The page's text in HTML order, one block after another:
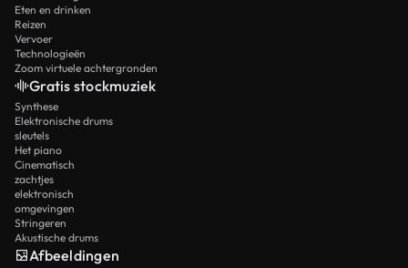
Eten en drinken
Reizen
Vervoer
Technologieën
Zoom virtuele achtergronden
Gratis stockmuziek
Synthese
Elektronische drums
sleutels
Het piano
Cinematisch
zachtjes
elektronisch
omgevingen
Stringeren
Akustische drums
Afbeeldingen